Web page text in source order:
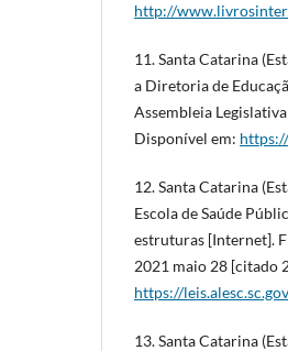
http://
11. Santa Catarina
a Diretoria de
Assembleia
Disponível em:
12. Santa Catarina
Escola de Saúde
estruturas [Internet].
2021 maio 28 [citado
https://
13. Santa Catarina